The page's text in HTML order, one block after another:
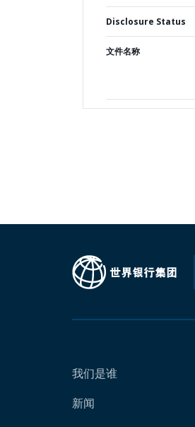
Disclosure Status
文件名称
我们是谁
新闻